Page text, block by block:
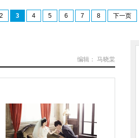
2 3 4 5 6 7 8 下一页
编辑： 马晓棠